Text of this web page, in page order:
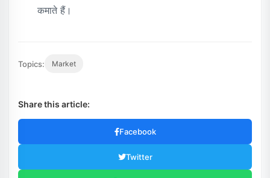
कमाते हैं।
Topics: Market
Share this article:
Facebook
Twitter